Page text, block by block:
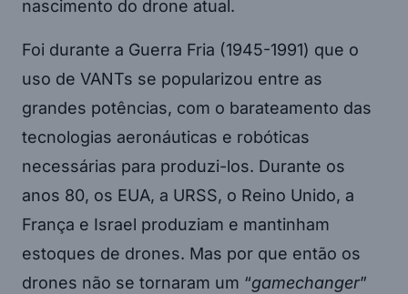
nascimento do drone atual.
Foi durante a Guerra Fria (1945-1991) que o
uso de VANTs se popularizou entre as
grandes potências, com o barateamento das
tecnologias aeronáuticas e robóticas
necessárias para produzi-los. Durante os
anos 80, os EUA, a URSS, o Reino Unido, a
França e Israel produziam e mantinham
estoques de drones. Mas por que então os
drones não se tornaram um “gamechanger”